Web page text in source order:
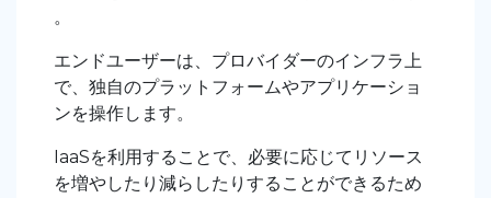
。
エンドユーザーは、プロバイダーのインフラ上
で、独自のプラットフォームやアプリケーショ
ンを操作します。
IaaSを利用することで、必要に応じてリソース
を増やしたり減らしたりすることができるため